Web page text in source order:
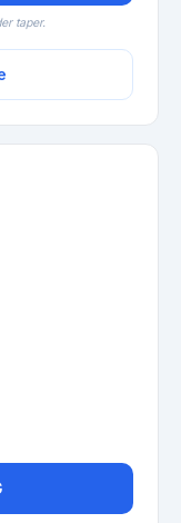
taper.